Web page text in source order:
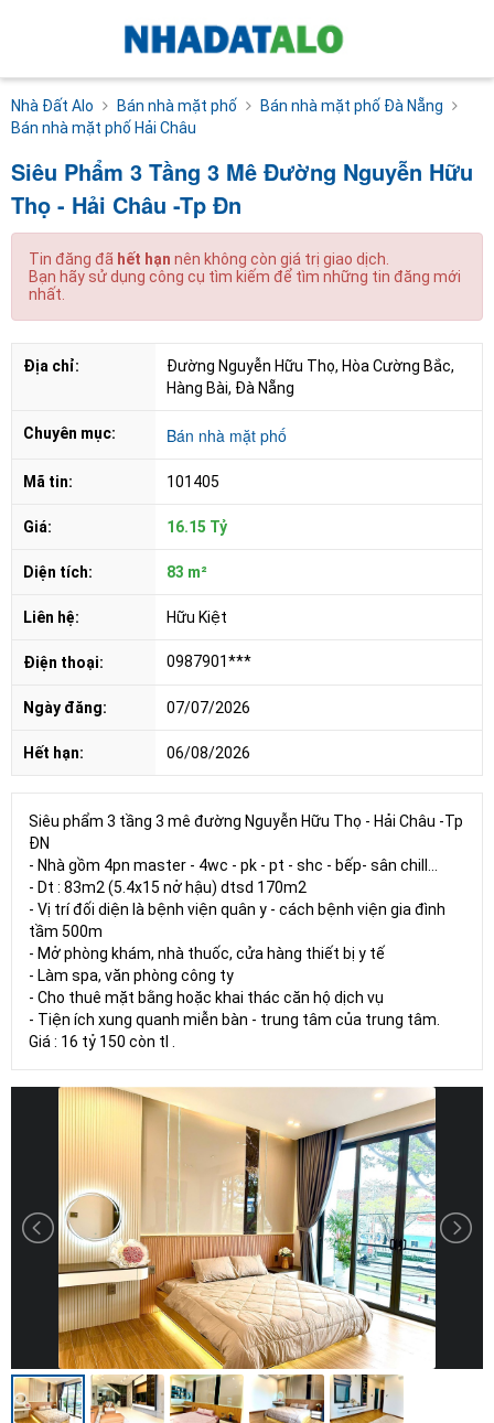
Nhà Đất Alo Bán nhà mặt phố
Bán nhà mặt phố Đà Nẵng
Bán nhà mặt phố Hải Châu
Siêu Phẩm 3 Tầng 3 Mê Đường Nguyễn Hữu
Thọ - Hải Châu -Tp Đn
Tin đăng đã hết hạn nên không còn giá trị giao dịch.
Bạn hãy sử dụng công cụ tìm kiếm để tìm những tin đăng mới
nhất.
Địa chỉ:
Đường Nguyễn Hữu Thọ, Hòa Cường Bắc,
Hàng Bài, Đà Nẵng
Chuyên mục: Bán nhà mặt phố
Mã tin: 101405
Giá: 16.15 Tỷ
Diện tích: 83 m²
Liên hệ: Hữu Kiệt
Điện thoại: 0987901***
Ngày đăng: 07/07/2026
Hết hạn: 06/08/2026
Siêu phẩm 3 tầng 3 mê đường Nguyễn Hữu Thọ - Hải Châu -Tp
ĐN
- Nhà gồm 4pn master - 4wc - pk - pt - shc - bếp- sân chill...
- Dt : 83m2 (5.4x15 nở hậu) dtsd 170m2
- Vị trí đối diện là bệnh viện quân y - cách bệnh viện gia đình
tầm 500m
- Mở phòng khám, nhà thuốc, cửa hàng thiết bị y tế
- Làm spa, văn phòng công ty
- Cho thuê mặt bằng hoặc khai thác căn hộ dịch vụ
- Tiện ích xung quanh miễn bàn - trung tâm của trung tâm.
Giá : 16 tỷ 150 còn tl .